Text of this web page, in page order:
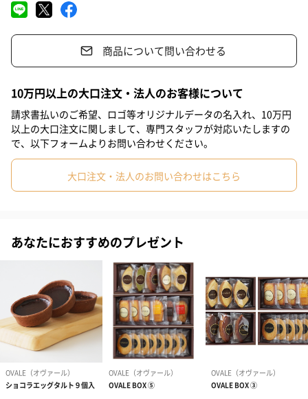
クーヘンはちょっとしたプレゼントにおすすめです。
セット内容
〇フィナンシェ×6
「OVALE（オヴァール）」
創業1928年、卵に携わり90年以上。こだわりの「ルテイン卵」を
使用した洋菓子を製造・販売しています。
贈り物やお手土産にも
#誕生日 #クリスマス
#入学祝い #就職祝い #引っ越し祝い
#姉 #娘 #姪 #甥 #女子大学生 #部下女性
#義父 #義母 #取引先男性 #取引先女性 #親戚男性
#女性 #夫 #妻 #父親 #彼女 #祖母 #祖父
#10代 #20代前半 #20代後半
#70代 #90代
商品について問い合わせる
10万円以上の大口注文・法人のお客様について
請求書払いのご希望、ロゴ等オリジナルデータの名入れ、10万円
以上の大口注文に関しまして、専門スタッフが対応いたしますの
で、以下フォームよりお問い合わせください。
大口注文・法人のお問い合わせはこちら
あなたにおすすめのプレゼント